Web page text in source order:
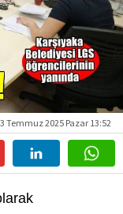
Temmuz 2025 Pazar 13:52